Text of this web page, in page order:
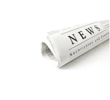
Zum Hauptinhalt springen